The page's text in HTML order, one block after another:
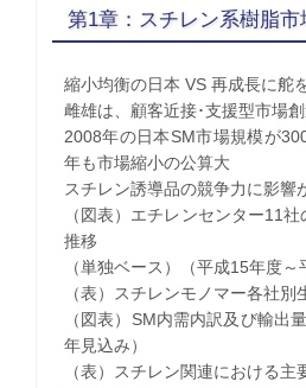
第1章：スチレン系樹脂市
縮小均衡の日本 VS 再成長に舵
雌雄は、顧客近接･支援型市場
2008年の日本SM市場規模が
年も市場縮小の公算大
スチレン誘導品の競争力に影響
（図表）エチレンセンター11
推移
（単独ベース）（平成15年度～
（表）スチレンモノマー各社別
（図表）SM内需内訳及び輸出
年見込み）
（表）スチレン関連における主